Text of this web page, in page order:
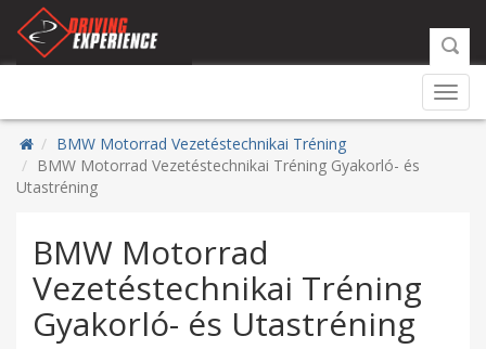
BMW Motorrad Vezetéstechnikai Tréning
BMW Motorrad Vezetéstechnikai Tréning Gyakorló- és
Utastréning
BMW Motorrad
Vezetéstechnikai Tréning
Gyakorló- és Utastréning